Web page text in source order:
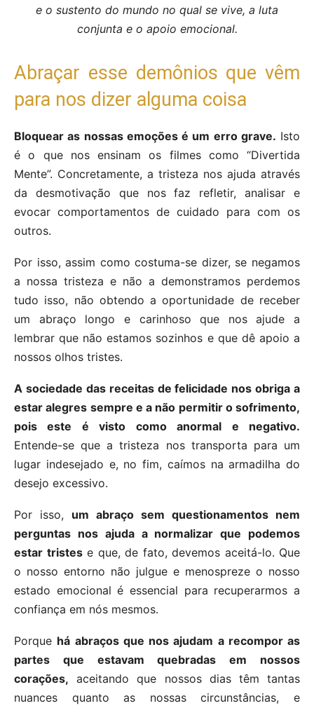
e o sustento do mundo no qual se vive, a luta
conjunta e o apoio emocional.
Abraçar esse demônios que vêm
para nos dizer alguma coisa
Bloquear as nossas emoções é um erro grave. Isto
é o que nos ensinam os filmes como “Divertida
Mente”. Concretamente, a tristeza nos ajuda através
da desmotivação que nos faz refletir, analisar e
evocar comportamentos de cuidado para com os
outros.
Por isso, assim como costuma-se dizer, se negamos
a nossa tristeza e não a demonstramos perdemos
tudo isso, não obtendo a oportunidade de receber
um abraço longo e carinhoso que nos ajude a
lembrar que não estamos sozinhos e que dê apoio a
nossos olhos tristes.
A sociedade das receitas de felicidade nos obriga a
estar alegres sempre e a não permitir o sofrimento,
pois este é visto como anormal e negativo.
Entende-se que a tristeza nos transporta para um
lugar indesejado e, no fim, caímos na armadilha do
desejo excessivo.
Por isso, um abraço sem questionamentos nem
perguntas nos ajuda a normalizar que podemos
estar tristese que, de fato, devemos aceitá-lo. Que
o nosso entorno não julgue e menospreze o nosso
estado emocional é essencial para recuperarmos a
confiança em nós mesmos.
Porque há abraços que nos ajudam a recompor as
partes que estavam quebradas em nossos
corações, aceitando que nossos dias têm tantas
nuances quanto as nossas circunstâncias, e